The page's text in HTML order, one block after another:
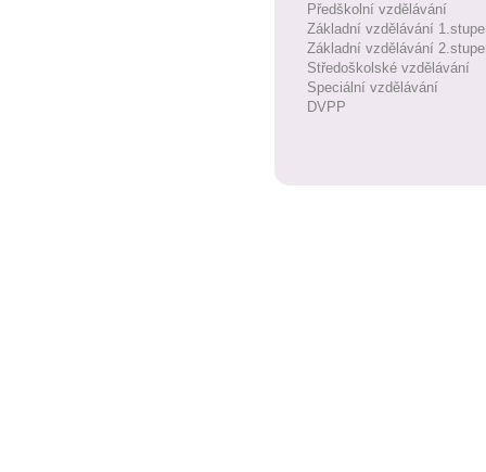
Předškolní vzdělávání
Základní vzdělávání
Základní vzdělávání
Středoškolské vzdělávání
Speciální vzdělávání
DVPP